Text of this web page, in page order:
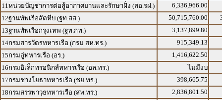
11หน่วยบัญชาการต่อสู้อากาศยานและรักษาฝั่ง (สอ.รฝ.)
6,336,966.00
12ฐานทัพเรือสัตหีบ (ฐท.สส.)
50,715,760.00
13ฐานทัพเรือกรุงเทพ (ฐท.กท.)
3,137,899.80
14กรมสารวัตรทหารเรือ (กรม สห.ทร.)
915,349.13
15กรมอู่ทหารเรือ (อร.)
1,416,622.50
16กรมอิเล็กทรอนิกส์ทหารเรือ (อล.ทร.)
ไม่มีงบ
17กรมช่างโยธาทหารเรือ (ชย.ทร.)
398,665.75
18กรมสรรพาวุธทหารเรือ (สพ.ทร.)
2,836,801.50